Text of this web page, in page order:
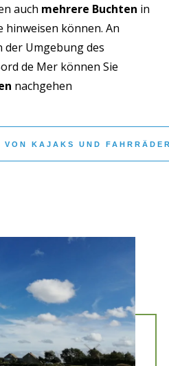
auch mehrere Buchten in
hinweisen können. An
der Umgebung des
de Mer können Sie
nachgehen
VON KAJAKS UND